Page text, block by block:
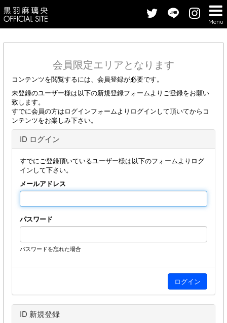
Menu
会員限定エリアとなります
コンテンツを閲覧するには、会員登録が必要です。
未登録のユーザー様は以下の新規登録フォームよりご登録をお願い
致します。
すでに会員の方はログインフォームよりログインして頂いてからコ
ンテンツをお楽しみ下さい。
ID ログイン
すでにご登録頂いているユーザー様は以下のフォームよりログ
インして下さい。
メールアドレス
パスワード
パスワードを忘れた場合
ID 新規登録